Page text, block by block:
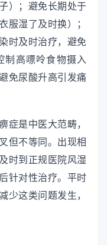
）；避免长期处于
服湿了及时换）；
时及时治疗，避免
制高嘌呤食物摄入
免尿酸升高引发痛
症是中医大范畴，
但不等同。出现相
时到正规医院风湿
针对性治疗。平时
少这类问题发生，